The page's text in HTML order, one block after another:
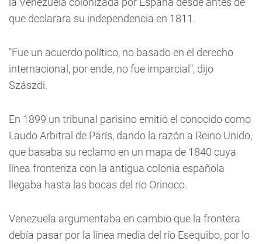
que declarara su independencia en 1811.
"Fue un acuerdo político, no basado en el derecho
internacional, por ende, no fue imparcial", dijo
Szászdi.
En 1899 un tribunal parisino emitió el conocido como
Laudo Arbitral de París, dando la razón a Reino Unido,
que basaba su reclamo en un mapa de 1840 cuya
línea fronteriza con la antigua colonia española
llegaba hasta las bocas del río Orinoco.
Venezuela argumentaba en cambio que la frontera
debía pasar por la línea media del río Esequibo, por lo